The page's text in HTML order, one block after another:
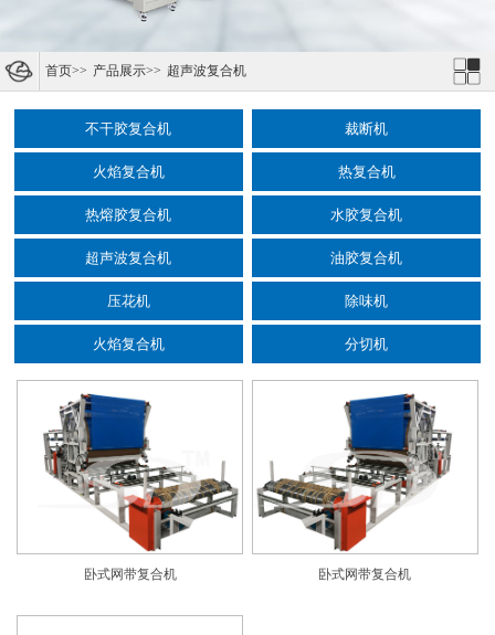
首页>> 产品展示>> 超声波复合机
不干胶复合机 裁断机
火焰复合机 热复合机
热熔胶复合机 水胶复合机
超声波复合机 油胶复合机
压花机 除味机
火焰复合机 分切机
卧式网带复合机 卧式网带复合机